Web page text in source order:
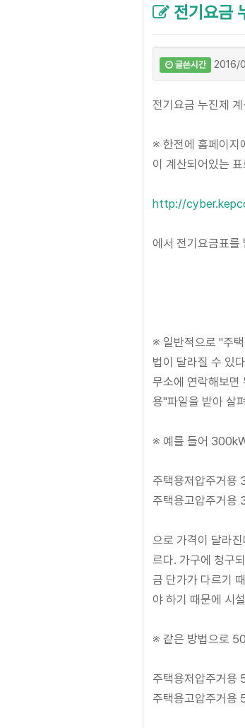
전기요금
글쓴시간 2016/
전기요금 누진제 계
※ 한전에 홈페이지
이 계산되어있는
http://
에서 전기요금표
※ 일반적으로 "주
법이 달라질 수 있
무소에 연락해보면
용"파일을 받아 살
※ 예를 들어
주택용저압주거
주택용고압주거
으로 가격이 달라
르다. 가구에 청구
금 단가가 다르기
야 하기 때문에 시
※ 같은 방법으로
주택용저압주거
주택용고압주거